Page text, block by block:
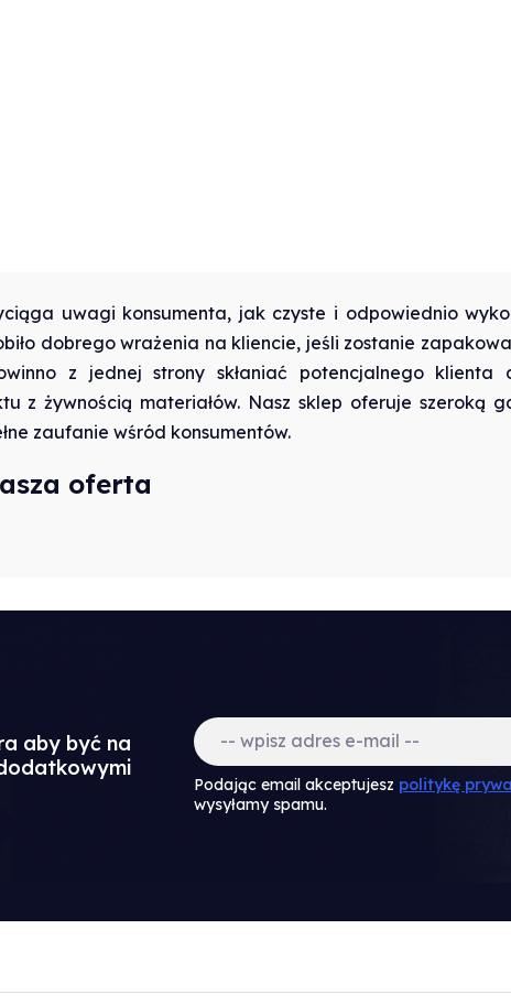
uwagi konsumenta, jak czyste i odpowiednio
dobrego wrażenia na kliencie, jeśli zostanie
z jednej strony skłaniać potencjalnego
z żywnością materiałów. Nasz sklep oferuje szeroką
zaufanie wśród konsumentów.
oferta
aby być na
Podając email akceptujesz politykę
wysyłamy spamu.